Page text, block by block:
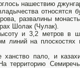
нашествию
развалины
Шолак (Чулак).
и 3,2 метров в
линий на
ханство пало, и
территорию